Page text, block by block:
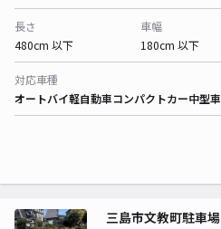
長さ
480cm 以下
車幅
180cm 以下
対応車種
オートバイ軽自動車コンパクトカー中型車
三島市文教町駐車場